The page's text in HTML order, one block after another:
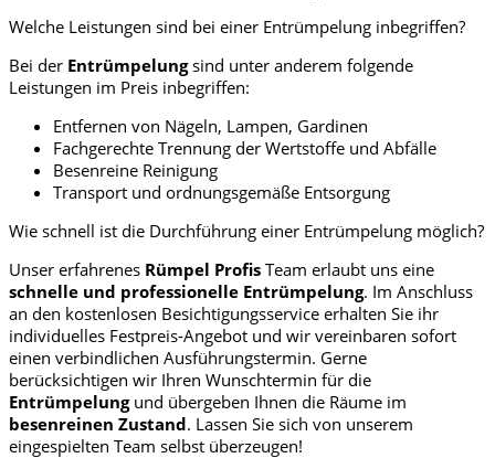
Welche Leistungen sind bei einer Entrümpelung inbegriffen?
Bei der Entrümpelungsind unter anderem folgende
Leistungen im Preis inbegriffen:
Entfernen von Nägeln, Lampen, Gardinen
Fachgerechte Trennung der Wertstoffe und Abfälle
Besenreine Reinigung
Transport und ordnungsgemäße Entsorgung
Wie schnell ist die Durchführung einer Entrümpelung möglich?
Unser erfahrenes Rümpel Profis Team erlaubt uns eine
schnelle und professionelle Entrümpelung. Im Anschluss
an den kostenlosen Besichtigungsservice erhalten Sie ihr
individuelles Festpreis-Angebot und wir vereinbaren sofort
einen verbindlichen Ausführungstermin. Gerne
berücksichtigen wir Ihren Wunschtermin für die
Entrümpelungund übergeben Ihnen die Räume im
besenreinen Zustand. Lassen Sie sich von unserem
eingespielten Team selbst überzeugen!